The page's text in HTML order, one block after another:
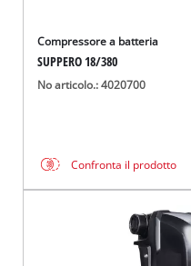
Compressore a batteria
SUPPERO 18/380
No articolo.: 4020700
Confronta il prodotto